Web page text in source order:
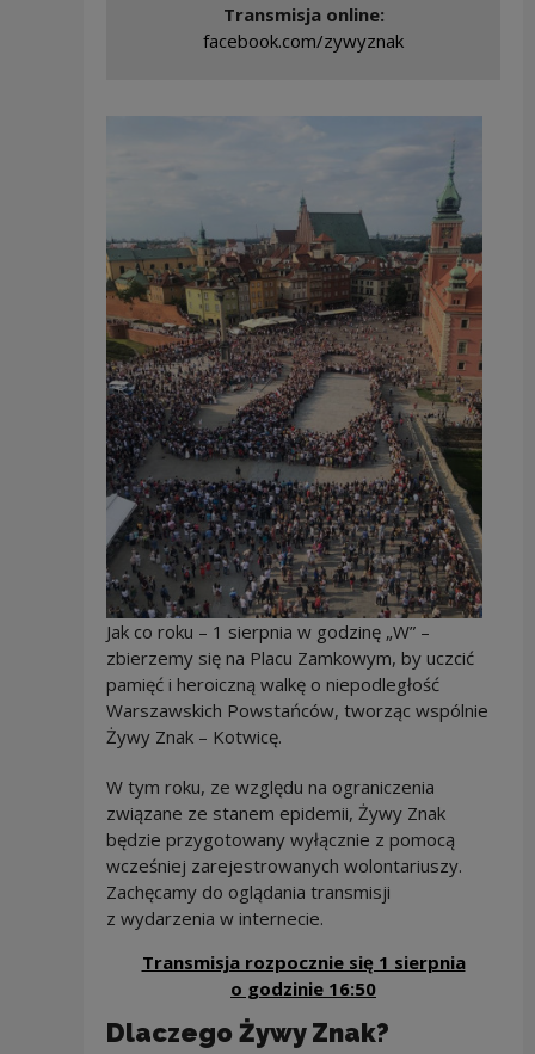
Transmisja online:
facebook.com/zywyznakUwaga, link
Jak co roku – 1 sierpnia w godzinę „W” –
zbierzemy się na Placu Zamkowym, by uczcić
pamięć i heroiczną walkę o niepodległość
Warszawskich Powstańców, tworząc wspólnie
Żywy Znak – Kotwicę.
W tym roku, ze względu na ograniczenia
związane ze stanem epidemii, Żywy Znak
będzie przygotowany wyłącznie z pomocą
wcześniej zarejestrowanych wolontariuszy.
Zachęcamy do oglądania transmisji
z wydarzenia w internecie.
Transmisja rozpocznie się 1 sierpnia
o godzinie 16:50Uwaga, link
Dlaczego Żywy Znak?